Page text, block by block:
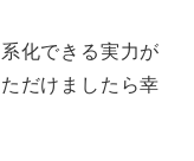
化できる実力が
だけましたら幸